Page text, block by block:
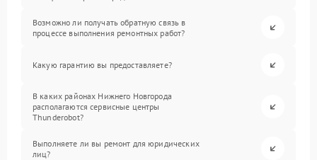
Возможно ли получать обратную связь в
процессе выполнения ремонтных работ?
Какую гарантию вы предоставляете?
В каких районах Нижнего Новгорода
располагаются сервисные центры
Thunderobot?
Выполняете ли вы ремонт для юридических
лиц?